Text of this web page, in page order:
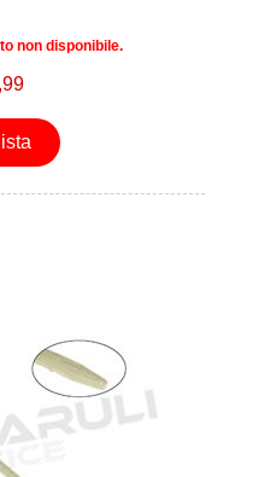
non disponibile.